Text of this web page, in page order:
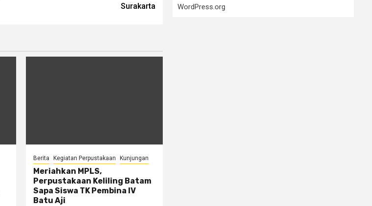
Surakarta
Berita Kegiatan Perpustakaan Kunjungan
Meriahkan MPLS,
Perpustakaan Keliling Batam
Sapa Siswa TK Pembina IV
Batu Aji
WordPress.org